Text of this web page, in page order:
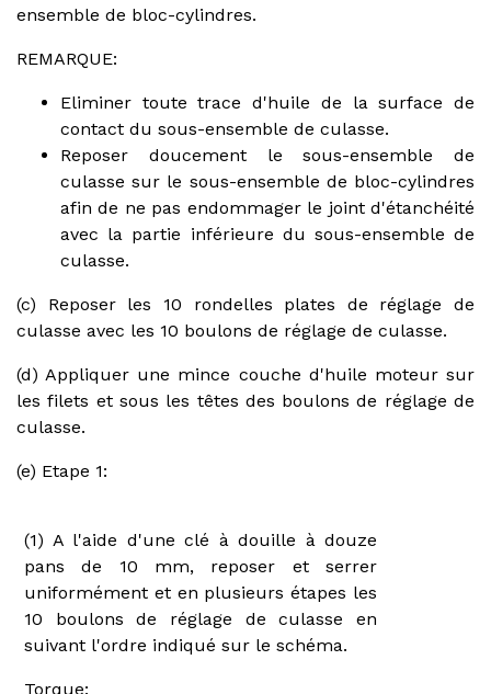
ensemble de bloc-cylindres.
REMARQUE:
Eliminer toute trace d'huile de la surface de
contact du sous-ensemble de culasse.
Reposer doucement le sous-ensemble de
culasse sur le sous-ensemble de bloc-cylindres
afin de ne pas endommager le joint d'étanchéité
avec la partie inférieure du sous-ensemble de
culasse.
(c) Reposer les 10 rondelles plates de réglage de
culasse avec les 10 boulons de réglage de culasse.
(d) Appliquer une mince couche d'huile moteur sur
les filets et sous les têtes des boulons de réglage de
culasse.
(e) Etape 1:
(1) A l'aide d'une clé à douille à douze
pans de 10 mm, reposer et serrer
uniformément et en plusieurs étapes les
10 boulons de réglage de culasse en
suivant l'ordre indiqué sur le schéma.
Torque: